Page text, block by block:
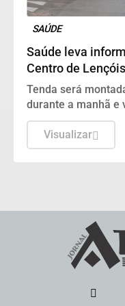
SAÚDE
Saúde leva
Centro de
Tenda será
durante a manhã e
unidades de saúde,
básicos
Visualizar